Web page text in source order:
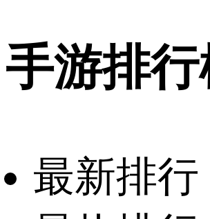
手游排
最新排行